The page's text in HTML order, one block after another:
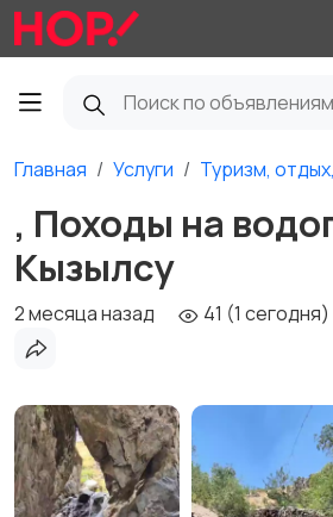
Главная Услуги Туризм,
, Походы на
Кызылсу
2 месяца назад 41 (1 сегодня)